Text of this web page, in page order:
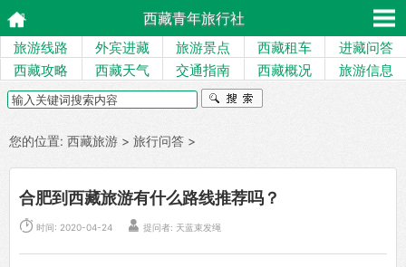
西藏青年旅行社
旅游线路 外宾进藏 旅游景点 西藏租车
进藏问答
西藏攻略
西藏天气 交通指南 西藏概况 旅游信息
您的位置: 西藏旅游 > 旅行问答 >
合肥到西藏旅游有什么路线推荐吗？
 时间: 2020-04-24  提问者: 天蓝束发绳